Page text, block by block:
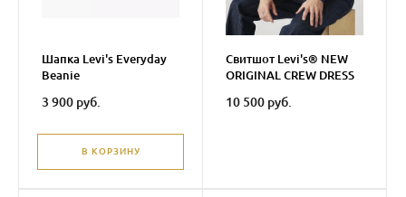
Шапка Levi's Everyday
Beanie
3 900 руб.
В КОРЗИНУ
Свитшот Levi's® NEW
ORIGINAL CREW DRESS
10 500 руб.